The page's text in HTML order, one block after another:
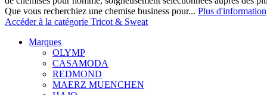
Que vous recherchiez une chemise business pour... Plus d'information
Accéder à la catégorie Tricot & Sweat
Marques
OLYMP
CASAMODA
REDMOND
MAERZ MUENCHEN